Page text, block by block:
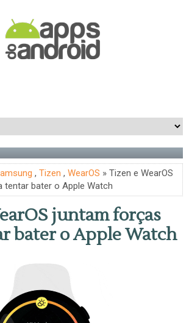
, Tizen , WearOS » Tizen e WearOS
tentar bater o Apple Watch
juntam forças
bater o Apple Watch